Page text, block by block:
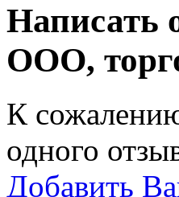
Написать
ООО,
К
одного
Добавить